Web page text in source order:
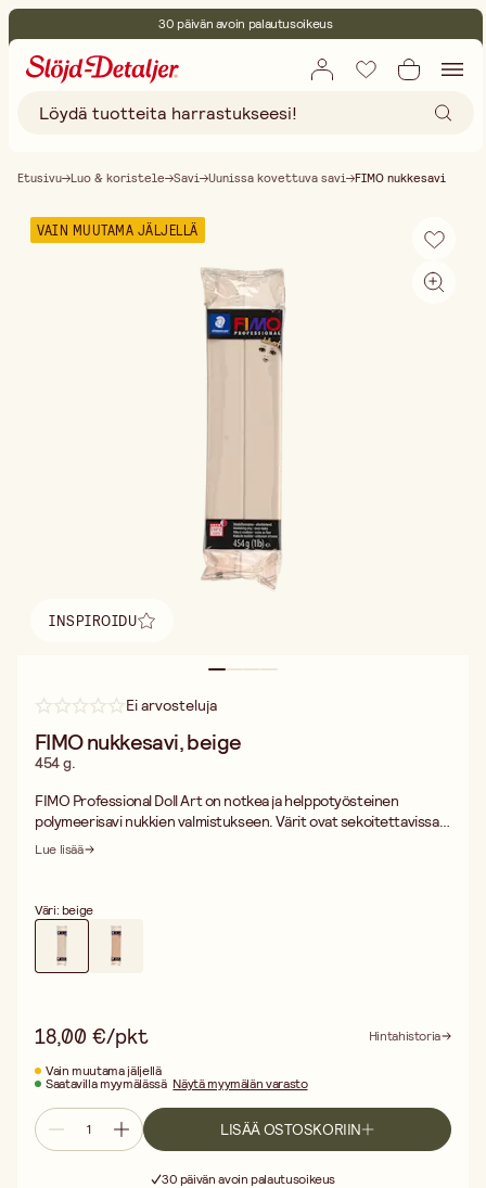
30 päivän avoin palautusoikeus
Ilmainen toimitus yli 75 € ostoksille
Etusivu Luo & koristele Savi Uunissa kovettuva savi FIMO nukkesavi
VAIN MUUTAMA JÄLJELLÄ
INSPIROIDU
Löydä inspiraatio
Ei arvosteluja
FIMO nukkesavi, beige
454 g.
FIMO Professional Doll Art on notkea ja helppotyösteinen
polymeerisavi nukkien valmistukseen. Värit ovat sekoitettavissa
keskenään joten voit luoda monia eri sävyjä. FIMO Professional
jälkeen. Ei sovellu alle 8 vuotiaille lapsille.
Lue lisää
Väri: beige
18,00 €/pkt
Hintahistoria
Vain muutama jäljellä
Saatavilla myymälässä Näytä myymälän varasto
LISÄÄ OSTOSKORIIN
Ilmainen toimitus yli 75 € ostoksille
30 päivän avoin palautusoikeus